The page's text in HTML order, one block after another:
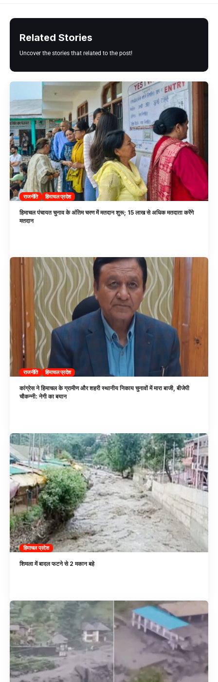
Related Stories
Uncover the stories that related to the post!
राजनीति हिमाचल प्रदेश
हिमाचल पंचायत चुनाव के अंतिम चरण में मतदान शुरू; 15 लाख से अधिक मतदाता करेंगे
मतदान
राजनीति हिमाचल प्रदेश
कांग्रेस ने हिमाचल के ग्रामीण और शहरी स्थानीय निकाय चुनावों में मारा बाजी, बीजेपी
चौकन्नी: नेगी का बयान
हिमाचल प्रदेश
शिमला में बादल फटने से 2 मकान बहे